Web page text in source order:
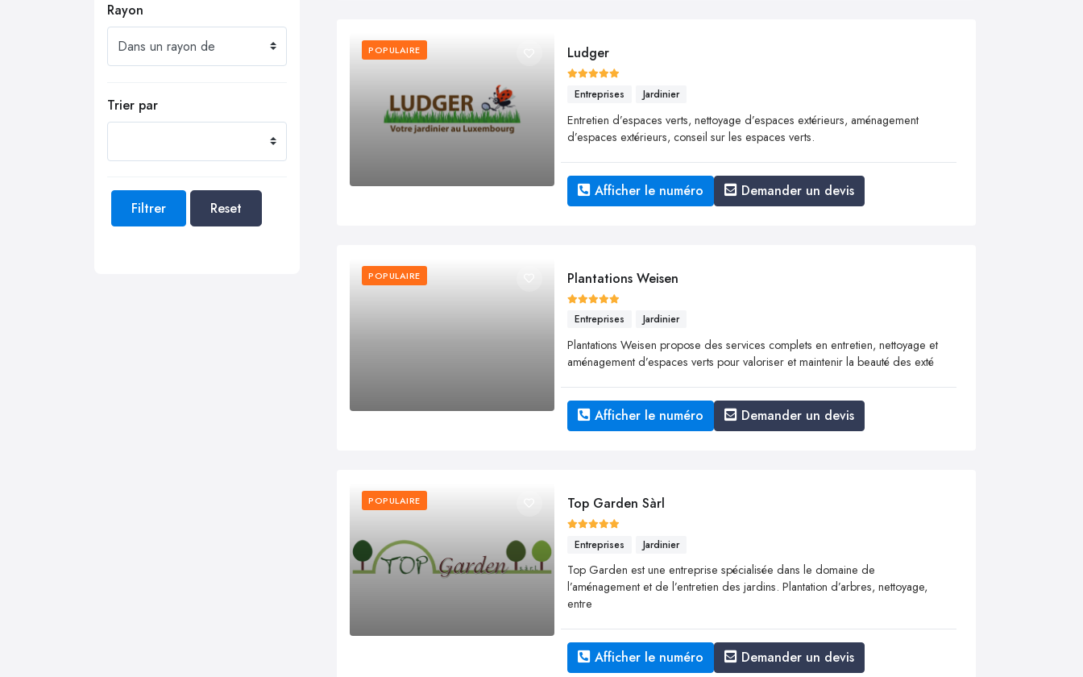
Rayon
Trier par
Filtrer Reset
POPULAIRE Ludger
Entreprises Jardinier
Entretien d’espaces verts, nettoyage d’espaces extérieurs, aménagement
d’espaces extérieurs, conseil sur les espaces verts.
Afficher le numéro Demander un devis
POPULAIRE Plantations Weisen
Entreprises Jardinier
Plantations Weisen propose des services complets en entretien, nettoyage et
aménagement d’espaces verts pour valoriser et maintenir la beauté des exté
Afficher le numéro Demander un devis
POPULAIRE Top Garden Sàrl
Entreprises Jardinier
Top Garden est une entreprise spécialisée dans le domaine de
l’aménagement et de l’entretien des jardins. ​​​​​​​Plantation d’arbres, nettoyage,
entre
Afficher le numéro Demander un devis